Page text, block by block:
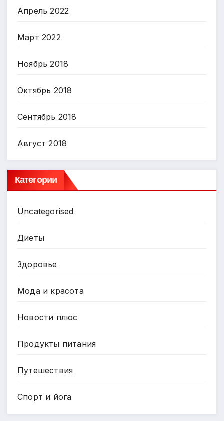
Апрель 2022
Март 2022
Ноябрь 2018
Октябрь 2018
Сентябрь 2018
Август 2018
Категории
Uncategorised
Диеты
Здоровье
Мода и красота
Новости плюс
Продукты питания
Путешествия
Спорт и йога